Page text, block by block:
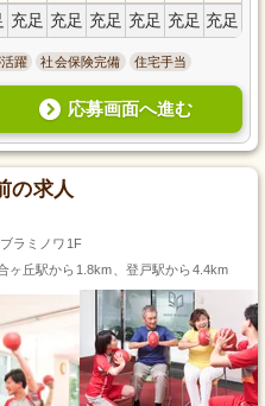
充足 充足 充足 充足 充足 充足
躍 社会保険完備 住宅手当
応募画面へ進む
の求人
ラミノワ1F
ヶ丘駅から1.8km、登戸駅から4.4km